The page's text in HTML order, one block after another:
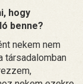
hogy
benne?
nekem nem
társadalomban